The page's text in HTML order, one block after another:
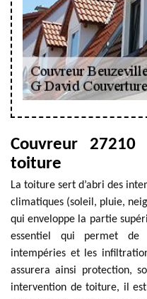
Couvreur
toiture
La toiture sert d’abri des
climatiques (soleil, pluie,
qui enveloppe la partie
essentiel qui permet de
intempéries et les
assurera ainsi protection,
intervention de toiture, il